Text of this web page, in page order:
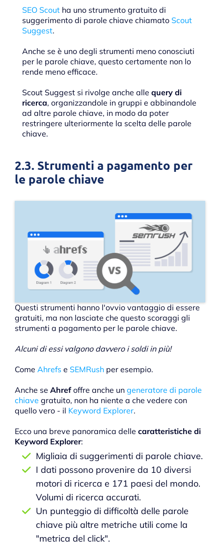
SEO Scout ha uno strumento gratuito di
suggerimento di parole chiave chiamato Scout
Suggest.
Anche se è uno degli strumenti meno conosciuti
per le parole chiave, questo certamente non lo
rende meno efficace.
Scout Suggest si rivolge anche alle query di
ricerca, organizzandole in gruppi e abbinandole
ad altre parole chiave, in modo da poter
restringere ulteriormente la scelta delle parole
chiave.
2.3. Strumenti a pagamento per
le parole chiave
Questi strumenti hanno l'ovvio vantaggio di essere
gratuiti, ma non lasciate che questo scoraggi gli
strumenti a pagamento per le parole chiave.
Alcuni di essi valgono davvero i soldi in più!
Come Ahrefs e SEMRush per esempio.
Anche se Ahrefoffre anche un generatore di parole
chiave gratuito, non ha niente a che vedere con
quello vero - il Keyword Explorer.
Ecco una breve panoramica delle caratteristiche di
Keyword Explorer:
Migliaia di suggerimenti di parole chiave.
I dati possono provenire da 10 diversi
motori di ricerca e 171 paesi del mondo.
Volumi di ricerca accurati.
Un punteggio di difficoltà delle parole
chiave più altre metriche utili come la
"metrica del click".